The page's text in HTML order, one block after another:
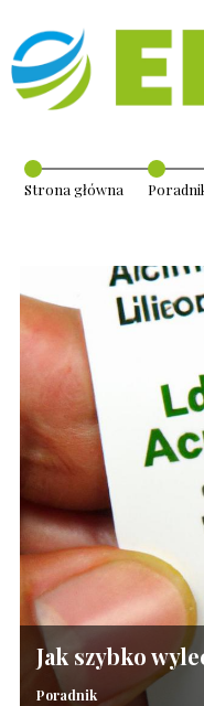
Strona główna
Jak szybko
Poradnik